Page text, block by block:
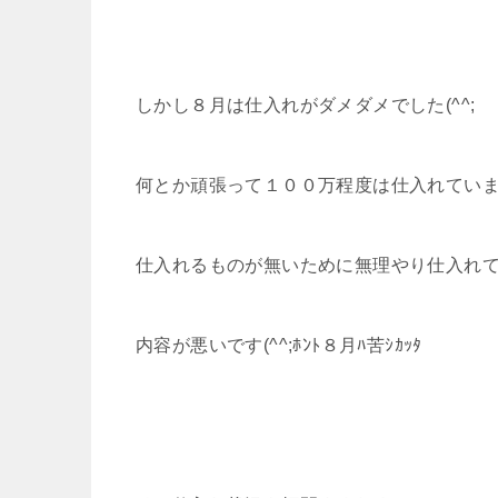
しかし８月は仕入れがダメダメでした(^^;
何とか頑張って１００万程度は仕入れてい
仕入れるものが無いために無理やり仕入れ
内容が悪いです(^^;ﾎﾝﾄ８月ﾊ苦ｼｶｯﾀ